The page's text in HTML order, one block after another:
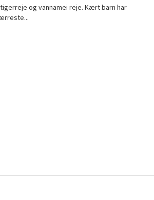
og vannamei reje. Kært barn har